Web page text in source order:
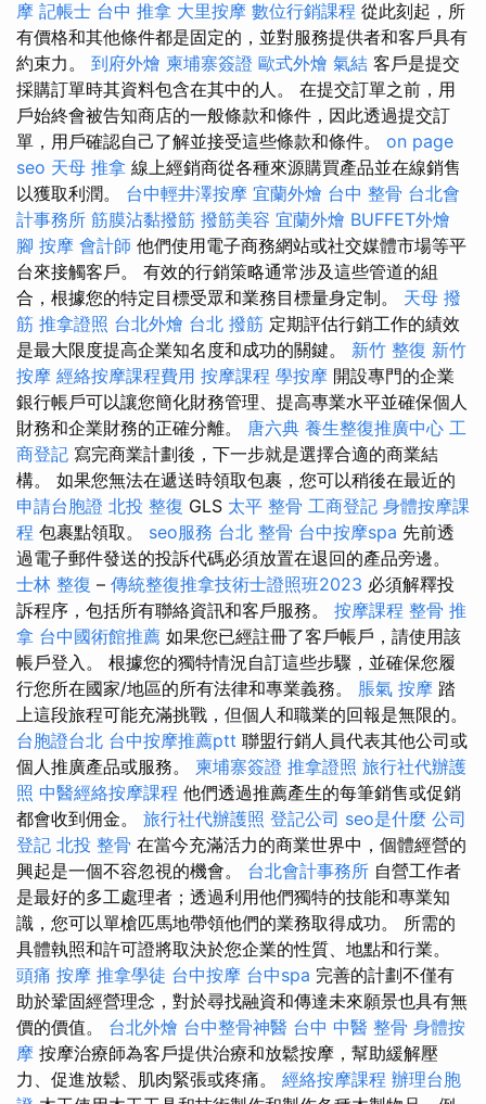
摩 記帳士 台中 推拿 大里按摩 數位行銷課程 從此刻起，所
有價格和其他條件都是固定的，並對服務提供者和客戶具有
約束力。 到府外燴 柬埔寨簽證 歐式外燴 氣結 客戶是提交
採購訂單時其資料包含在其中的人。 在提交訂單之前，用
戶始終會被告知商店的一般條款和條件，因此透過提交訂
單，用戶確認​​自己了解並接受這些條款和條件。 on page
seo 天母 推拿 線上經銷商從各種來源購買產品並在線銷售
以獲取利潤。 台中輕井澤按摩 宜蘭外燴 台中 整骨 台北會
計事務所 筋膜沾黏撥筋 撥筋美容 宜蘭外燴 BUFFET外燴
腳 按摩 會計師 他們使用電子商務網站或社交媒體市場等平
台來接觸客戶。 有效的行銷策略通常涉及這些管道的組
合，根據您的特定目標受眾和業務目標量身定制。 天母 撥
筋 推拿證照 台北外燴 台北 撥筋 定期評估行銷工作的績效
是最大限度提高企業知名度和成功的關鍵。 新竹 整復 新竹
按摩 經絡按摩課程費用 按摩課程 學按摩 開設專門的企業
銀行帳戶可以讓您簡化財務管理、提高專業水平並確保個人
財務和企業財務的正確分離。 唐六典 養生整復推廣中心 工
商登記 寫完商業計劃後，下一步就是選擇合適的商業結
構。 如果您無法在遞送時領取包裹，您可以稍後在最近的
申請台胞證 北投 整復 GLS 太平 整骨 工商登記 身體按摩課
程 包裹點領取。 seo服務 台北 整骨 台中按摩spa 先前透
過電子郵件發送的投訴代碼必須放置在退回的產品旁邊。
士林 整復 – 傳統整復推拿技術士證照班2023 必須解釋投
訴程序，包括所有聯絡資訊和客戶服務。 按摩課程 整骨 推
拿 台中國術館推薦 如果您已經註冊了客戶帳戶，請使用該
帳戶登入。 根據您的獨特情況自訂這些步驟，並確保您履
行您所在國家/地區的所有法律和專業義務。 脹氣 按摩 踏
上這段旅程可能充滿挑戰，但個人和職業的回報是無限的。
台胞證台北 台中按摩推薦ptt 聯盟行銷人員代表其他公司或
個人推廣產品或服務。 柬埔寨簽證 推拿證照 旅行社代辦護
照 中醫經絡按摩課程 他們透過推薦產生的每筆銷售或促銷
都會收到佣金。 旅行社代辦護照 登記公司 seo是什麼 公司
登記 北投 整骨 在當今充滿活力的商業世界中，個體經營的
興起是一個不容忽視的機會。 台北會計事務所 自營工作者
是最好的多工處理者；透過利用他們獨特的技能和專業知
識，您可以單槍匹馬地帶領他們的業務取得成功。 所需的
具體執照和許可證將取決於您企業的性質、地點和行業。
頭痛 按摩 推拿學徒 台中按摩 台中spa 完善的計劃不僅有
助於鞏固經營理念，對於尋找融資和傳達未來願景也具有無
價的價值。 台北外燴 台中整骨神醫 台中 中醫 整骨 身體按
摩 按摩治療師為客戶提供治療和放鬆按摩，幫助緩解壓
力、促進放鬆、肌肉緊張或疼痛。 經絡按摩課程 辦理台胞